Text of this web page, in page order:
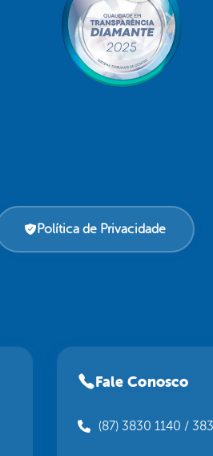
Política de Privacidade
Fale Conosco
(87) 3830 1140 /